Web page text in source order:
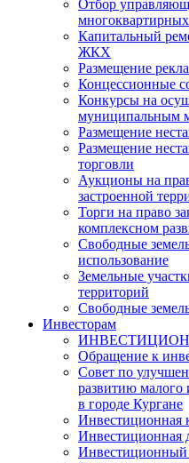
Отбор
Капитальный
ЖКХ
Размещение
Концессионные
Конкурсы на
муниципальным
Размещение
Размещение
торговли
Аукционы на
застроенной
Торги на право
комплексном
Свободные
использование
Земельные
территорий
Свободные
Инвесторам
Обращение к
Совет по
развитию малого
в городе Кургане
Инвестиционная
Инвестиционная
Инвестиционный